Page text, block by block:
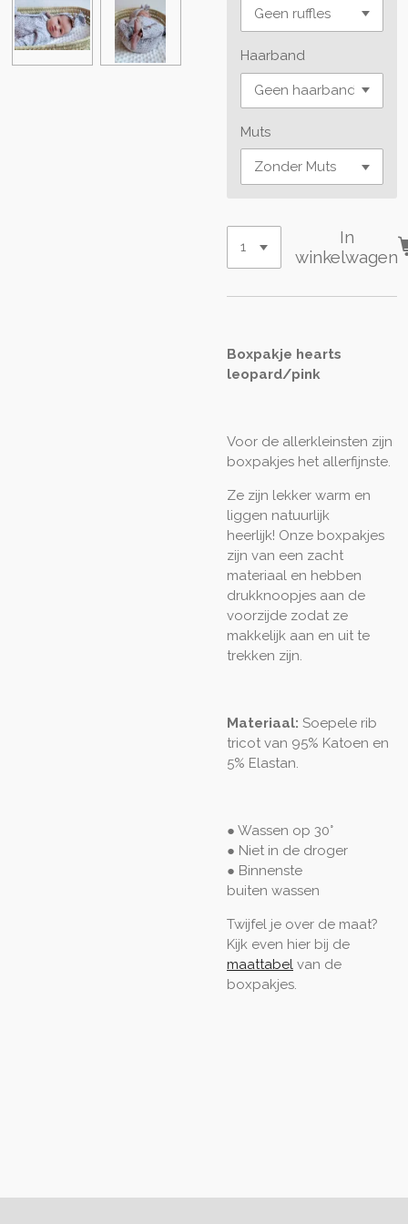
Haarband
Muts
In
winkelwagen
Boxpakje hearts
leopard/pink
Voor de allerkleinsten zijn
boxpakjes het allerfijnste.
Ze zijn lekker warm en
liggen natuurlijk
heerlijk! Onze boxpakjes
zijn van een zacht
materiaal en hebben
drukknoopjes aan de
voorzijde zodat ze
makkelijk aan en uit te
trekken zijn.
Materiaal: Soepele rib
tricot van 95% Katoen en
5% Elastan.
● Wassen op 30°
● Niet in de droger
● Binnenste
buiten wassen
Twijfel je over de maat?
Kijk even hier bij de
maattabel van de
boxpakjes.